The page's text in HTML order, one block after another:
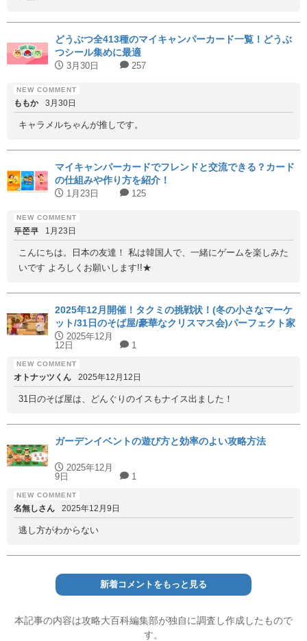
どうぶつ全413種のマイキャンパーカード一覧！どうぶ
つシール集めに最適
3月30日 257
ももか 3月30日
キャラメルちゃんが推しです。
マイキャンパーカードでフレンドと交流できる？カード
の仕組みや作り方を紹介！
1月23日 125
두쫀쿠 1月23日
こんにちは。日本の友達！ 私は韓国人で、一緒にゲームを楽しみた
いです よろしくお願いします!!★
2025年12月開催！タクミの挑戦状！(冬の小さなマーケ
ット/31日のそば屋/豪華なクリスマス会)パーフェクト家
具と代用家具を紹介！【ハッピーホームアカデミー】
2025年12月
12日
1
オトナッツくん 2025年12月12日
31日のそば屋は、どんぐりのイスもナイス出ました！
ガーデンイベントの遊び方と効率のよい攻略方法
2025年12月
9日
1
名無しさん 2025年12月9日
逃し方がわからない
新着コメントをもっと見る
本記事の内容は攻略大百科編集部が独自に調査し作成したもので
す。